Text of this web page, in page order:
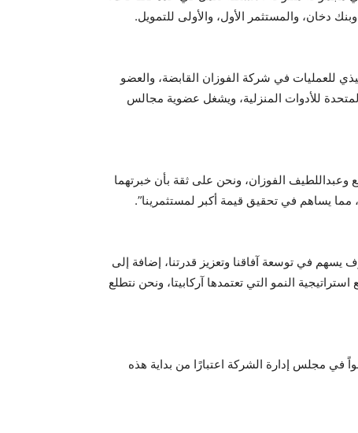
دخان، والمستثمر الأول، والأولى للتمويل.
الرئيس التنفيذي للعمليات في شركة الفوزان القابضة، والعضو
للأدوات المنزلية، ويشغل عضوية مجالس
وعبداللطيف الفوزان، ونحن على ثقة بأن خبرتهما
مما يساهم في تحقيق قيمة أكبر لمستثمرينا”.
يسهم في توسعة آفاقنا وتعزيز قدرتنا، إضافة إلى
النمو التي تعتمدها آركابيتا، ونحن نتطلع
في مجلس إدارة الشركة اعتبارًا من بداية هذه